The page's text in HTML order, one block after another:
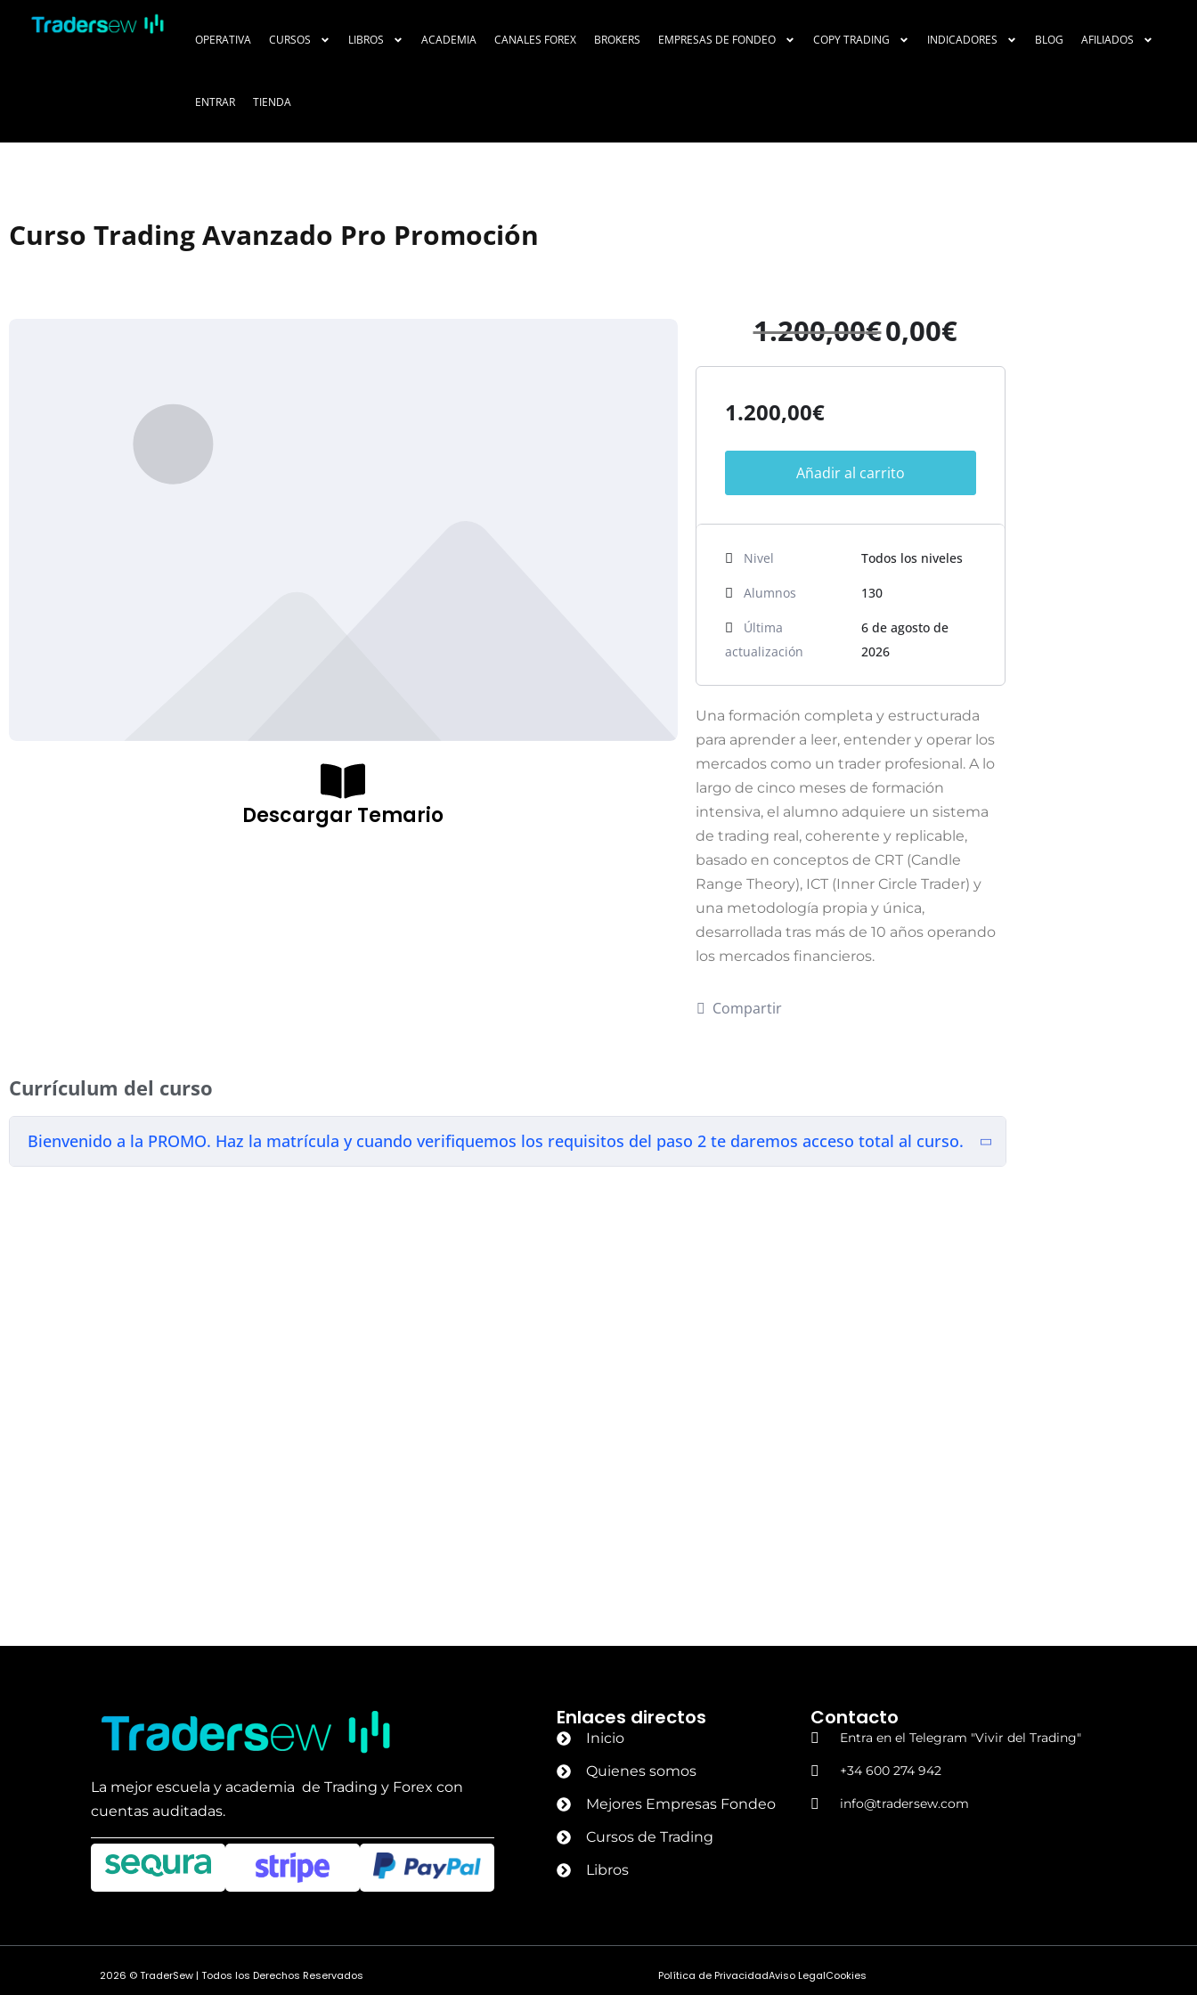
OPERATIVA CURSOS LIBROS ACADEMIA CANALES FOREX BROKERS EMPRESAS DE FONDEO COPY TRADING INDICADORES BLOG AFILIADOS
ENTRAR TIENDA
Curso Trading Avanzado Pro Promoción
Descargar Temario
1.200,00€0,00€
1.200,00€
Añadir al carrito
Nivel Todos los niveles
Alumnos 130
Última
actualización
6 de agosto de
2026
Una formación completa y estructurada
para aprender a leer, entender y operar los
mercados como un trader profesional. A lo
largo de cinco meses de formación
intensiva, el alumno adquiere un sistema
de trading real, coherente y replicable,
basado en conceptos de CRT (Candle
Range Theory), ICT (Inner Circle Trader) y
una metodología propia y única,
desarrollada tras más de 10 años operando
los mercados financieros.
Compartir
Currículum del curso
Bienvenido a la PROMO. Haz la matrícula y cuando verifiquemos los requisitos del paso 2 te daremos acceso total al curso.
La mejor escuela y academia de Trading y Forex con
cuentas auditadas.
Enlaces directos
Inicio
Quienes somos
Mejores Empresas Fondeo
Cursos de Trading
Libros
Contacto
Entra en el Telegram "Vivir del Trading"
+34 600 274 942
info@tradersew.com
2026 © TraderSew | Todos los Derechos Reservados Política de PrivacidadAviso LegalCookies